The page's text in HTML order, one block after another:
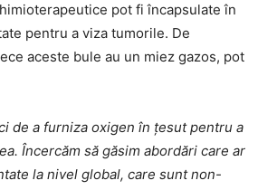
pot fi încapsulate în
pentru a viza tumorile. De
aceste bule au un miez gazos, pot
de a furniza oxigen în țesut pentru a
Încercăm să găsim abordări care ar
la nivel global, care sunt non-